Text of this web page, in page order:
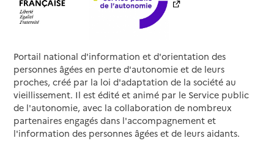
Portail national d'information et d'orientation des
personnes âgées en perte d'autonomie et de leurs
proches, créé par la loi d'adaptation de la société au
vieillissement. Il est édité et animé par le Service public
de l'autonomie, avec la collaboration de nombreux
partenaires engagés dans l'accompagnement et
l'information des personnes âgées et de leurs aidants.